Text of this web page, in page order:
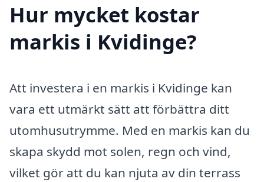
Hur mycket kostar
markis i Kvidinge?
Att investera i en markis i Kvidinge kan
vara ett utmärkt sätt att förbättra ditt
utomhusutrymme. Med en markis kan du
skapa skydd mot solen, regn och vind,
vilket gör att du kan njuta av din terrass